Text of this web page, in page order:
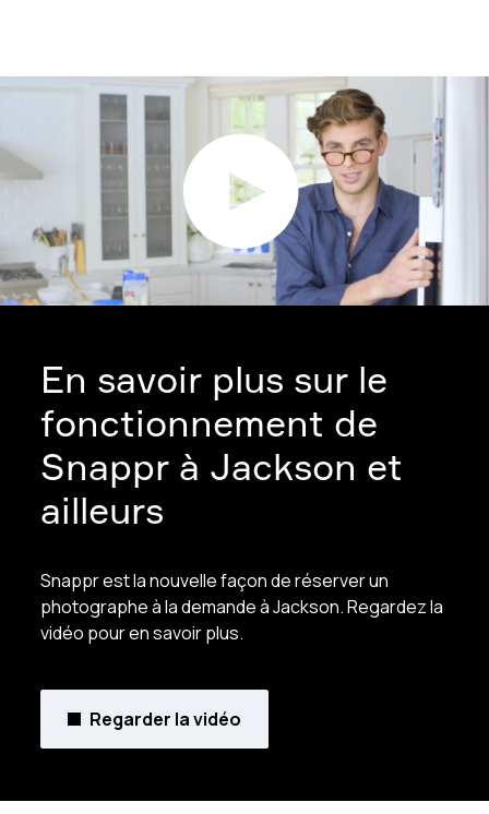
En savoir plus sur le
fonctionnement de
Snappr à Jackson et
ailleurs
Snappr est la nouvelle façon de réserver un
photographe à la demande à Jackson. Regardez la
vidéo pour en savoir plus.
Regarder la vidéo